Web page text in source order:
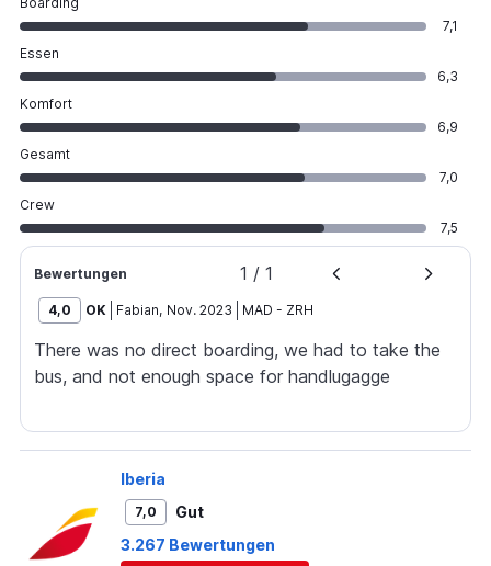
7,1
Essen
6,3
Komfort
6,9
Gesamt
7,0
Crew
7,5
Bewertungen 1 / 1
4,0 OK Fabian, Nov. 2023 MAD - ZRH
There was no direct boarding, we had to take the
bus, and not enough space for handlugagge
Iberia
7,0
Gut
3.267 Bewertungen